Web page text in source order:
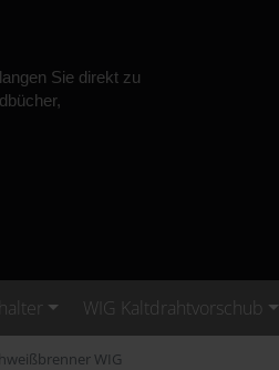
Sie direkt zu
WIG Kaltdrahtvorschub
WIG